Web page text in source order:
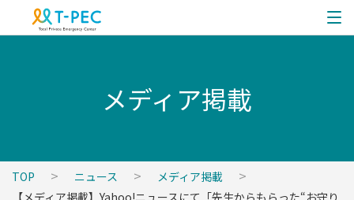
メディア掲載
TOP ニュース
メディア掲載
【メディア掲載】Yahoo!ニュースにて「先生からもらった“お守り